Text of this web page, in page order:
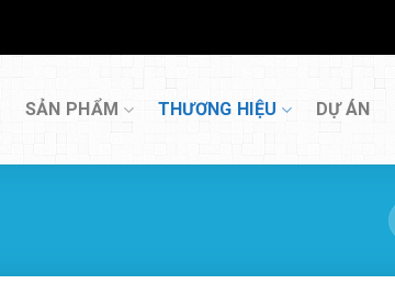
SẢN PHẨM THƯƠNG HIỆU DỰ ÁN